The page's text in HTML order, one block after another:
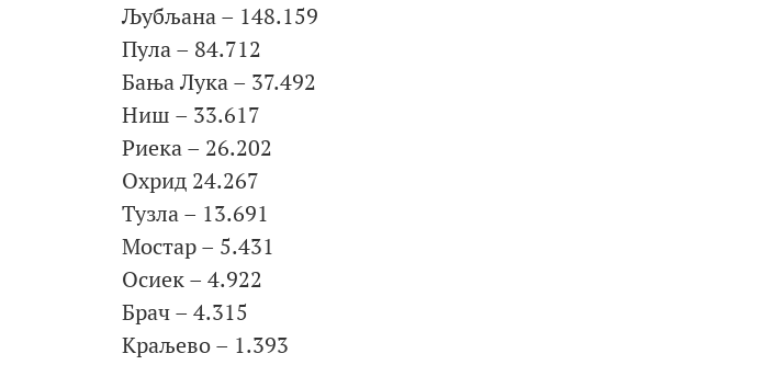
Љубљана – 148.159
Пула – 84.712
Бања Лука – 37.492
Ниш – 33.617
Риека – 26.202
Охрид 24.267
Тузла – 13.691
Мостар – 5.431
Осиек – 4.922
Брач – 4.315
Краљево – 1.393